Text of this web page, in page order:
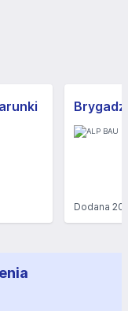
Dodana20